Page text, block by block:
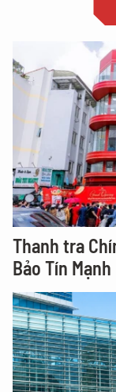
Thanh tra
Bảo Tín